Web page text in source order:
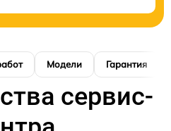
Модели Гарантия
сервис-